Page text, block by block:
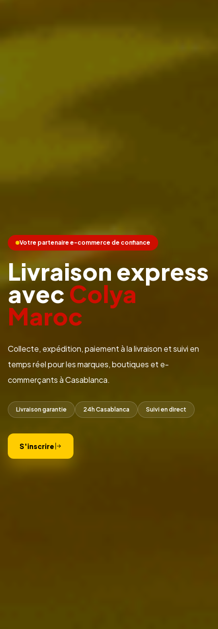
Votre partenaire e-commerce de confiance
Livraison express
avec Colya
Maroc
Collecte, expédition, paiement à la livraison et suivi en
temps réel pour les marques, boutiques et e-
commerçants à Casablanca.
Livraison garantie 24h Casablanca Suivi en direct
S'inscrire